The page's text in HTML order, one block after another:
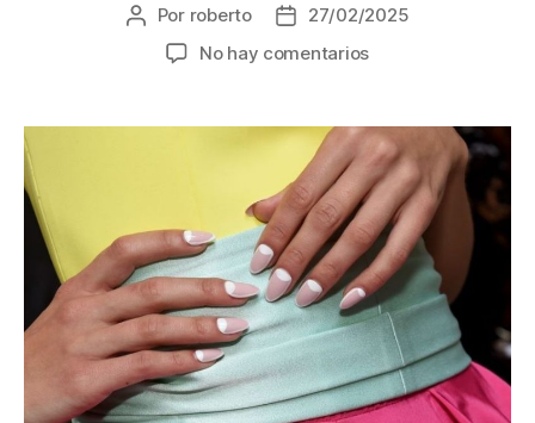
Por roberto
27/02/2025
No hay comentarios